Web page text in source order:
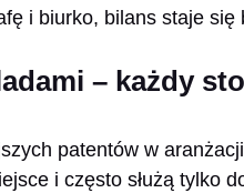
i biurko, bilans staje się
– każdy
patentów w
i często służą tylko